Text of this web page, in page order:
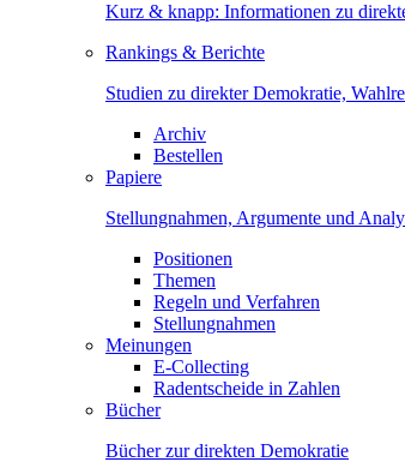
Kurz & knapp: Informationen zu
Rankings & Berichte
Studien zu direkter Demokratie,
Archiv
Bestellen
Papiere
Stellungnahmen, Argumente und
Positionen
Themen
Regeln und Verfahren
Stellungnahmen
Meinungen
E-Collecting
Radentscheide in Zahlen
Bücher
Bücher zur direkten Demokratie